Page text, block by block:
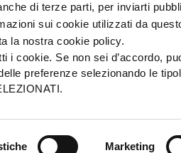
di terze parti, per inviarti
sui cookie utilizzati da
la nostra cookie policy.
i cookie. Se non sei d’accordo,
preferenze selezionando le
Marketing
PUBBLICITÀ
Tel +
Reg. imp. di Verona nr.